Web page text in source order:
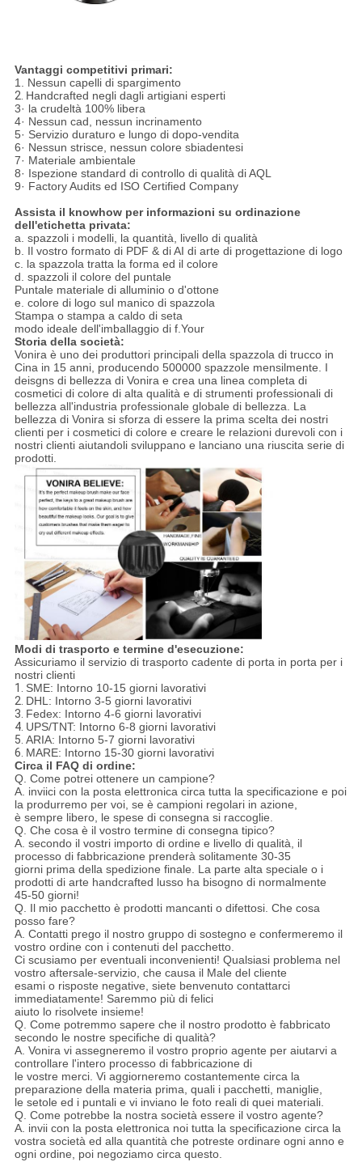
Vantaggi competitivi primari:
1. Nessun capelli di spargimento
2. Handcrafted negli dagli artigiani esperti
3· la crudeltà 100% libera
4· Nessun cad, nessun incrinamento
5· Servizio duraturo e lungo di dopo-vendita
6· Nessun strisce, nessun colore sbiadentesi
7· Materiale ambientale
8· Ispezione standard di controllo di qualità di AQL
9· Factory Audits ed ISO Certified Company
Assista il knowhow per informazioni su ordinazione
dell'etichetta privata:
a. spazzoli i modelli, la quantità, livello di qualità
b. Il vostro formato di PDF & di AI di arte di progettazione di logo
c. la spazzola tratta la forma ed il colore
d. spazzoli il colore del puntale
Puntale materiale di alluminio o d'ottone
e. colore di logo sul manico di spazzola
Stampa o stampa a caldo di seta
modo ideale dell'imballaggio di f.Your
Storia della società:
Vonira è uno dei produttori principali della spazzola di trucco in
Cina in 15 anni, producendo 500000 spazzole mensilmente. I
deisgns di bellezza di Vonira e crea una linea completa di
cosmetici di colore di alta qualità e di strumenti professionali di
bellezza all'industria professionale globale di bellezza. La
bellezza di Vonira si sforza di essere la prima scelta dei nostri
clienti per i cosmetici di colore e creare le relazioni durevoli con i
nostri clienti aiutandoli sviluppano e lanciano una riuscita serie di
prodotti.
Modi di trasporto e termine d'esecuzione:
Assicuriamo il servizio di trasporto cadente di porta in porta per i
nostri clienti
1. SME: Intorno 10-15 giorni lavorativi
2. DHL: Intorno 3-5 giorni lavorativi
3. Fedex: Intorno 4-6 giorni lavorativi
4. UPS/TNT: Intorno 6-8 giorni lavorativi
5. ARIA: Intorno 5-7 giorni lavorativi
6. MARE: Intorno 15-30 giorni lavorativi
Circa il FAQ di ordine:
Q. Come potrei ottenere un campione?
A. inviici con la posta elettronica circa tutta la specificazione e poi
la produrremo per voi, se è campioni regolari in azione,
è sempre libero, le spese di consegna si raccoglie.
Q. Che cosa è il vostro termine di consegna tipico?
A. secondo il vostri importo di ordine e livello di qualità, il
processo di fabbricazione prenderà solitamente 30-35
giorni prima della spedizione finale. La parte alta speciale o i
prodotti di arte handcrafted lusso ha bisogno di normalmente
45-50 giorni!
Q. Il mio pacchetto è prodotti mancanti o difettosi. Che cosa
posso fare?
A. Contatti prego il nostro gruppo di sostegno e confermeremo il
vostro ordine con i contenuti del pacchetto.
Ci scusiamo per eventuali inconvenienti! Qualsiasi problema nel
vostro aftersale-servizio, che causa il Male del cliente
esami o risposte negative, siete benvenuto contattarci
immediatamente! Saremmo più di felici
aiuto lo risolvete insieme!
Q. Come potremmo sapere che il nostro prodotto è fabbricato
secondo le nostre specifiche di qualità?
A. Vonira vi assegneremo il vostro proprio agente per aiutarvi a
controllare l'intero processo di fabbricazione di
le vostre merci. Vi aggiorneremo costantemente circa la
preparazione della materia prima, quali i pacchetti, maniglie,
le setole ed i puntali e vi inviano le foto reali di quei materiali.
Q. Come potrebbe la nostra società essere il vostro agente?
A. invii con la posta elettronica noi tutta la specificazione circa la
vostra società ed alla quantità che potreste ordinare ogni anno e
ogni ordine, poi negoziamo circa questo.